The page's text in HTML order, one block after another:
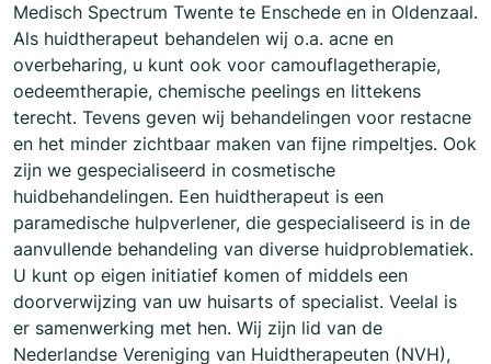
Medisch Spectrum Twente te Enschede en in Oldenzaal.
Als huidtherapeut behandelen wij o.a. acne en
overbeharing, u kunt ook voor camouflagetherapie,
oedeemtherapie, chemische peelings en littekens
terecht. Tevens geven wij behandelingen voor restacne
en het minder zichtbaar maken van fijne rimpeltjes. Ook
zijn we gespecialiseerd in cosmetische
huidbehandelingen. Een huidtherapeut is een
paramedische hulpverlener, die gespecialiseerd is in de
aanvullende behandeling van diverse huidproblematiek.
U kunt op eigen initiatief komen of middels een
doorverwijzing van uw huisarts of specialist. Veelal is
er samenwerking met hen. Wij zijn lid van de
Nederlandse Vereniging van Huidtherapeuten (NVH),